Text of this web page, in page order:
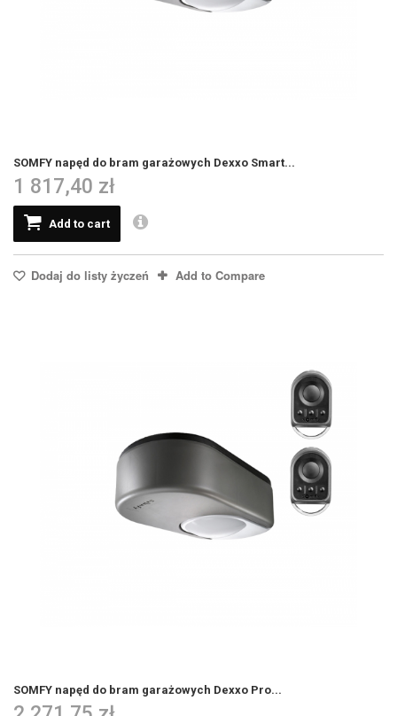
SOMFY napęd do bram garażowych Dexxo Smart...
1 817,40 zł
Add to cart
Dodaj do listy życzeń Add to Compare
SOMFY napęd do bram garażowych Dexxo Pro...